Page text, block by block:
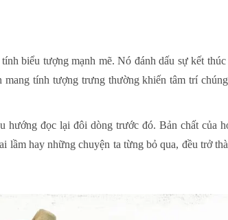
biểu tượng mạnh mẽ. Nó đánh dấu sự kết thúc
tính tượng trưng thường khiến tâm trí
hướng đọc lại đôi dòng trước đó. Bản chất của
hay những chuyện ta từng bỏ qua, đều trở